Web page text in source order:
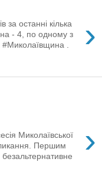
›
за останні кілька
- 4, по одному з
.
›
Миколаївської
Першим